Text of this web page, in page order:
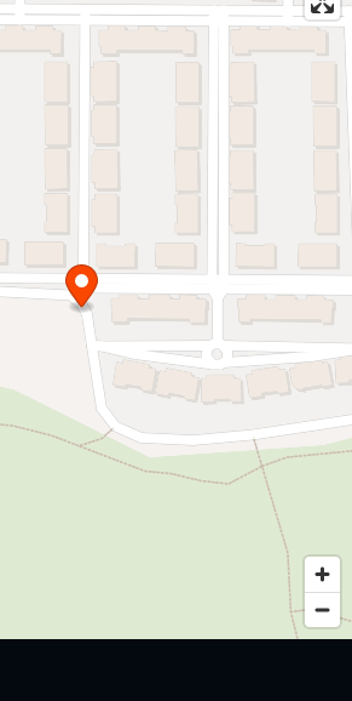
integrată în sistemul smart
Alexa. Fiecare dormitor dispune de
din Italia, iar terasele generoase
către exterior.